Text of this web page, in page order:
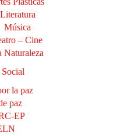
Literatura
Música
– Cine
Naturaleza
la paz
paz
EP